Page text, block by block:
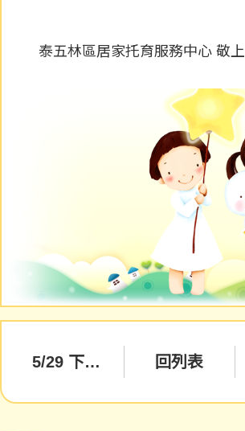
泰五林區居家托育服務中心 敬上
5/29 下午(13：30-14：30) 暫停服務公告 回列表